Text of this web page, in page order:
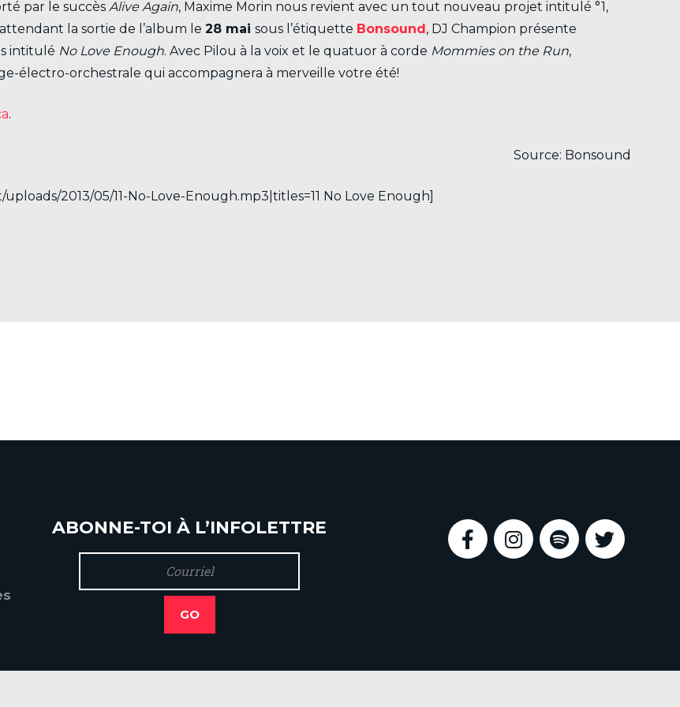
par le succèsAlive Again, Maxime Morin nous revient avec un tout nouveau projet intitulé °1,
attendant la sortie de l’album le28 maisous l’étiquette Bonsound, DJ Champion présente
intitulé No Love Enough. Avec Pilou à la voix et le quatuor à corde Mommies on the Run,
électro-orchestrale qui accompagnera à merveille votre été!
.
Source: Bonsound
2013/05/11-No-Love-Enough.mp3|titles=11 No Love Enough]
ABONNE-TOI À L’INFOLETTRE